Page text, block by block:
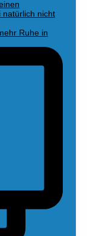
Ruhe in